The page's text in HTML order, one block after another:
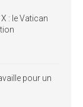
: le Vatican
pour un